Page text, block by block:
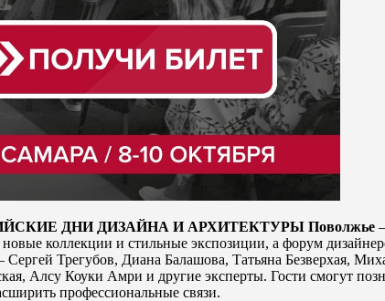
ДНИ ДИЗАЙНА И АРХИТЕКТУРЫ Поволжье
коллекции и стильные экспозиции, а форум
Трегубов, Диана Балашова, Татьяна Безверхая,
Алсу Коуки Амри и другие эксперты. Гости смогут
профессиональные связи.